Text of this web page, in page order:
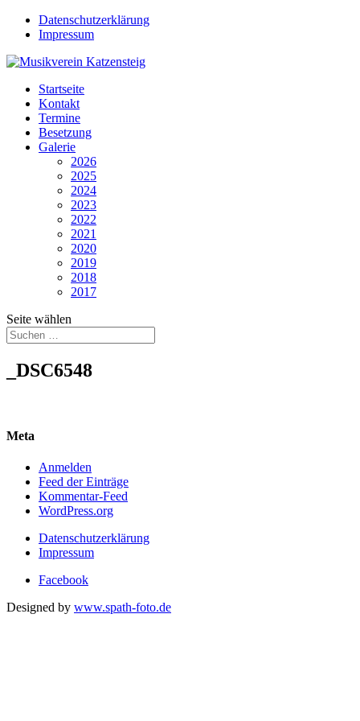
Datenschutzerklärung
Impressum
Startseite
Kontakt
Termine
Besetzung
Galerie
2026
2025
2024
2023
2022
2021
2020
2019
2018
2017
Seite wählen
_DSC6548
Meta
Anmelden
Feed der Einträge
Kommentar-Feed
WordPress.org
Datenschutzerklärung
Impressum
Facebook
Designed by www.spath-foto.de